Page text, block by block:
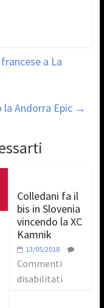
a La
la Andorra Epic →
Colledani fa il
bis in Slovenia
vincendo la XC
Kamnik
13/05/2018
Commenti
disabilitati